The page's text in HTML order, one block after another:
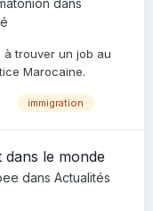
trouver un job au
Marocaine.
immigration
le monde
dans Actualités